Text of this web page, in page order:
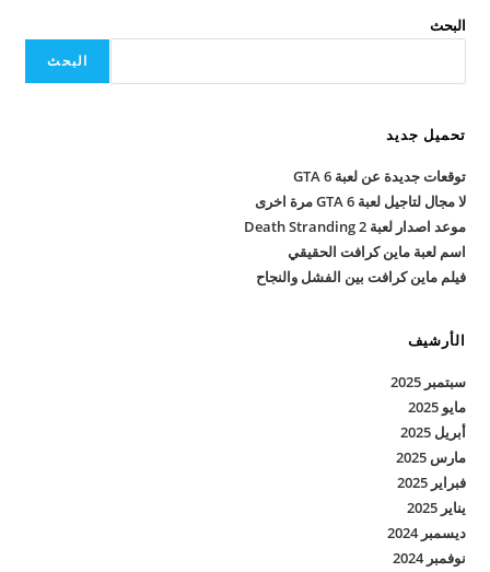
البحث
البحث
تحميل جديد
توقعات جديدة عن لعبة GTA 6
لا مجال لتاجيل لعبة GTA 6 مرة اخرى
موعد اصدار لعبة Death Stranding 2
اسم لعبة ماين كرافت الحقيقي
فيلم ماين كرافت بين الفشل والنجاح
الأرشيف
سبتمبر 2025
مايو 2025
أبريل 2025
مارس 2025
فبراير 2025
يناير 2025
ديسمبر 2024
نوفمبر 2024